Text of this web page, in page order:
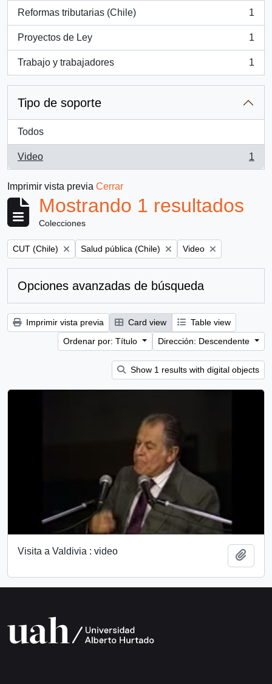
Reformas tributarias (Chile)
, 1 resultados
1
Proyectos de Ley
, 1 resultados
1
Trabajo y trabajadores
, 1 resultados
1
Tipo de soporte
Todos
Video
, 1 resultados
1
Imprimir vista previa Cerrar
Mostrando 1 resultados
Colecciones
Remove filter:
CUT (Chile) Remove filter:
Salud pública (Chile) Remove filter:
Video
Opciones avanzadas de búsqueda
Imprimir vista previa Card view
Table view
Ordenar por: Título
Dirección: Descendente
Show 1 results with digital objects
Visita a Valdivia : video